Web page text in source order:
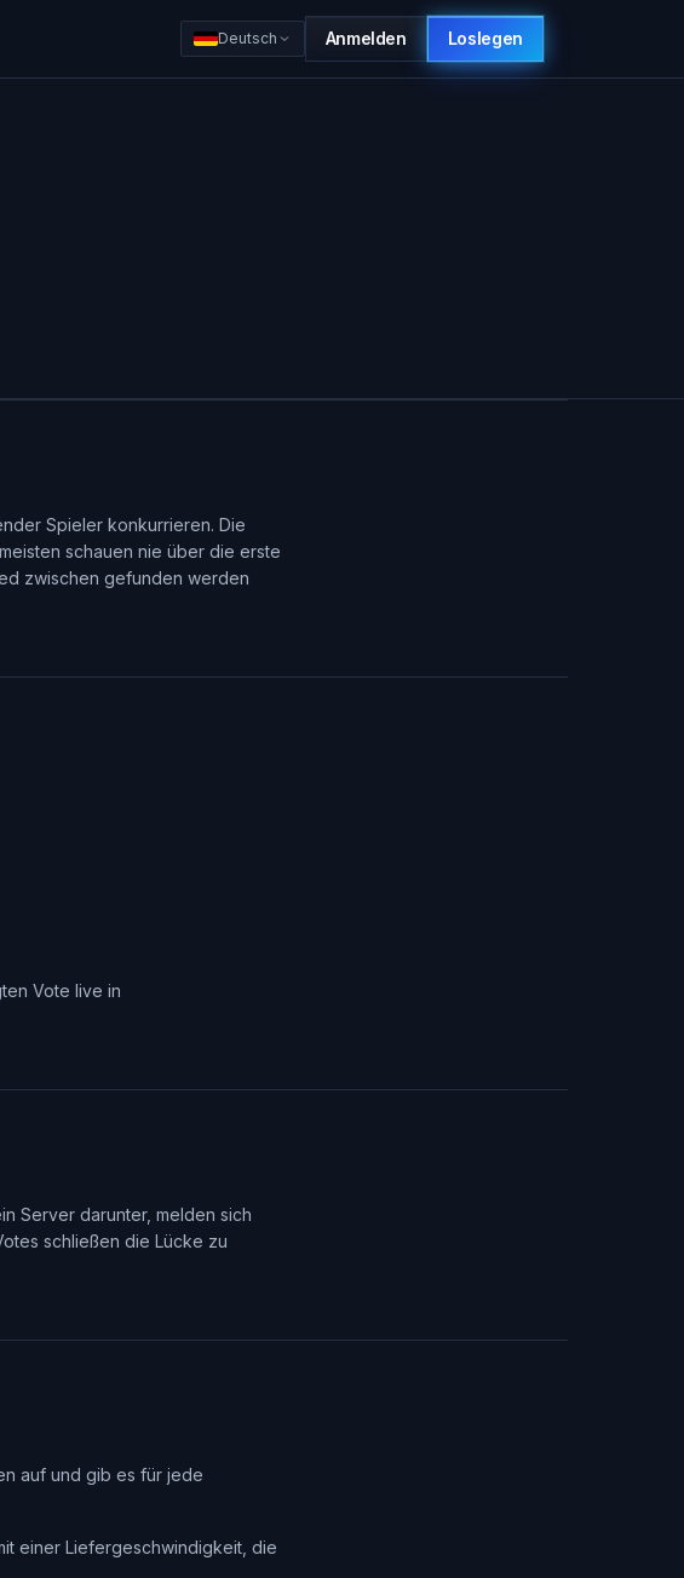
Deutsch Anmelden Loslegen
Spieler konkurrieren. Die
schauen nie über die erste
zwischen gefunden werden
Vote live in
Server darunter, melden sich
schließen die Lücke zu
auf und gib es für jede
einer Liefergeschwindigkeit, die